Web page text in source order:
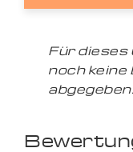
Für dieses
noch
abgegeben.